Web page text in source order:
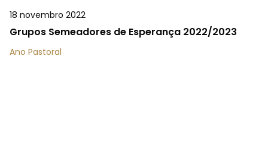
18 novembro 2022
Grupos Semeadores de Esperança 2022/2023
Ano Pastoral